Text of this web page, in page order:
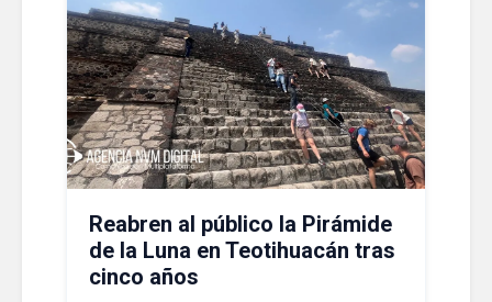
Reabren al público la Pirámide
de la Luna en Teotihuacán tras
cinco años